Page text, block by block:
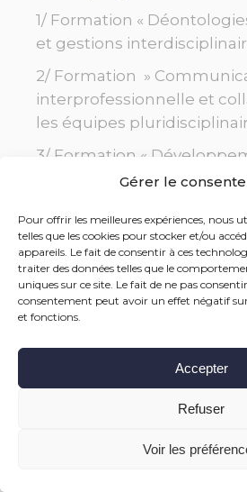
Gérer le
Pour offrir les meilleures expériences, nous
telles que les cookies pour stocker et/ou
appareils. Le fait de consentir à ces
traiter des données telles que le
uniques sur ce site. Le fait de ne pas
consentement peut avoir un effet négatif
et fonctions.
Accepter
Refuser
Voir les
1/ Formation «
et gestions
2/ Formation »
interprofessionnelle et
les équipes
3/ Formation «
compétences humaines
4/ Formation « Résolution
dans les équipes
5/ Formation « Stratégies
collaboratif dans les SPE »
Demander plus
FORMATION INTENSIVE